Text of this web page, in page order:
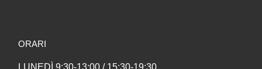
ORARI
LUNEDÌ 9:30-13:00 / 15:30-19:30